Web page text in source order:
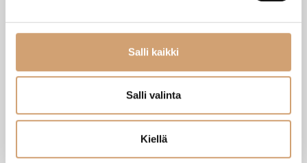
Salli kaikki
Salli valinta
Kiellä
Yaxell puinen teräsuoja 25,5cm